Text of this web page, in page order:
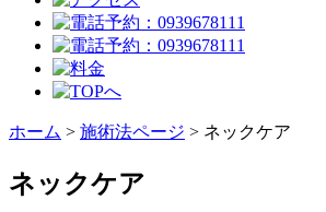
ホーム > 施術法ページ > ネックケア
ネックケア